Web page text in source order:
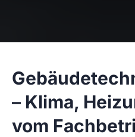
– Klima,
vom